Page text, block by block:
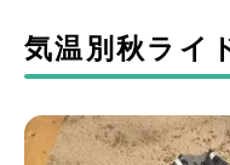
気温別秋ライ